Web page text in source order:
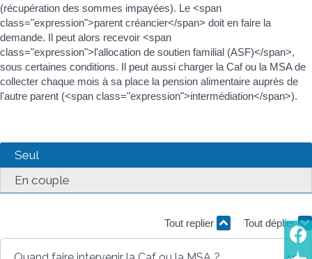
(récupération des sommes impayées). Le <span
class="expression">parent créancier</span> doit en faire la
demande. Il peut alors recevoir <span
class="expression">l'allocation de soutien familial (ASF)</span>,
sous certaines conditions. Il peut aussi charger la Caf ou la MSA de
collecter chaque mois à sa place la pension alimentaire auprès de
l'autre parent (<span class="expression">intermédiation</span>).
Seul
En couple
Tout replier Tout déplier